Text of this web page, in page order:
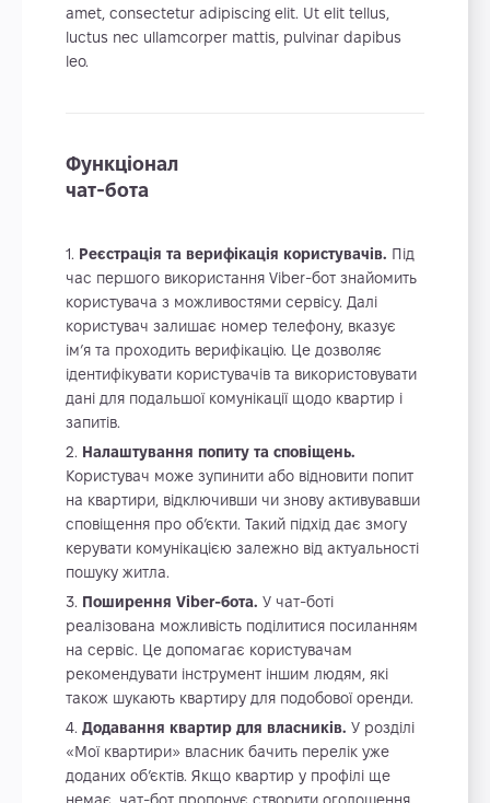
amet, consectetur adipiscing elit. Ut elit tellus,
luctus nec ullamcorper mattis, pulvinar dapibus
leo.
Функціонал
чат-бота
Реєстрація та верифікація користувачів. Під
час першого використання Viber-бот знайомить
користувача з можливостями сервісу. Далі
користувач залишає номер телефону, вказує
ім’я та проходить верифікацію. Це дозволяє
ідентифікувати користувачів та використовувати
дані для подальшої комунікації щодо квартир і
запитів.
Налаштування попиту та сповіщень.
Користувач може зупинити або відновити попит
на квартири, відключивши чи знову активувавши
сповіщення про об’єкти. Такий підхід дає змогу
керувати комунікацією залежно від актуальності
пошуку житла.
Поширення Viber-бота. У чат-боті
реалізована можливість поділитися посиланням
на сервіс. Це допомагає користувачам
рекомендувати інструмент іншим людям, які
також шукають квартиру для подобової оренди.
Додавання квартир для власників. У розділі
«Мої квартири» власник бачить перелік уже
доданих об’єктів. Якщо квартир у профілі ще